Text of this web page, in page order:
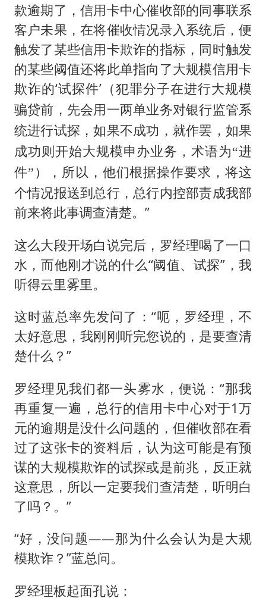
款逾期了，信用卡中心催收部的同事联系
客户未果，在将催收情况录入系统后，便
触发了某些信用卡欺诈的指标，同时触发
的某些阈值还将此单指向了大规模信用卡
欺诈的‘试探件’ （犯罪分子在进行大规模
骗贷前，先会用一两单业务对银行监管系
统进行试探，如果不成功，就作罢，如果
成功则开始大规模申办业务，术语为“进
件”）
，所以，他们根据操作要求，将这
个情况报送到总行，总行内控部责成我部
前来将此事调查清楚。”
这么大段开场白说完后，罗经理喝了一口
水，而他刚才说的什么“阈值、试探”，我
听得云里雾里。
这时蓝总率先发问了：“呃，罗经理，不
太好意思，我刚刚听完您说的，是要查清
楚什么？”
罗经理见我们都一头雾水，便说：“那我
再重复一遍，总行的信用卡中心对于1万
元的逾期是没什么问题的，但催收部在看
过了这张卡的资料后，认为这可能是有预
谋的大规模欺诈的试探或是前兆，反正就
这意思，所以一定要我们查清楚，听明白
了吗？。”
“好，没问题——那为什么会认为是大规
模欺诈？”蓝总问。
罗经理板起面孔说：